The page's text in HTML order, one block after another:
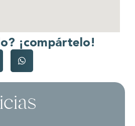
¡compártelo!